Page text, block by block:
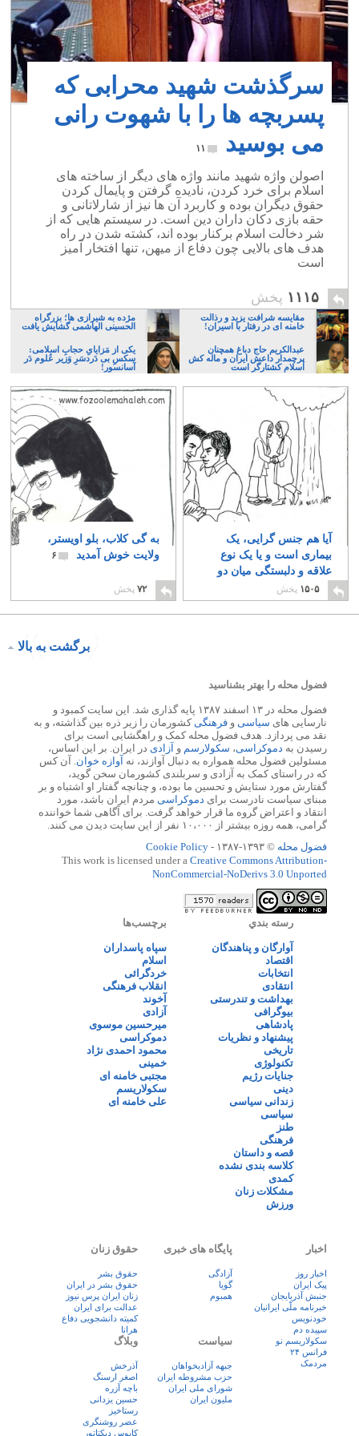
سرگذشت شهید محرابی که
پسربچه ها را با شهوت رانی
می بوسید
۱۱
اصولن واژه شهید مانند واژه های دیگر از ساخته های
اسلام برای خرد کردن، نادیده گرفتن و پایمال کردن
حقوق دیگران بوده و کاربرد آن ها نیز از شارلاتانی و
حقه بازی دکان داران دین است. در سیستم هایی که از
شر دخالت اسلام برکنار بوده اند، کشته شدن در راه
هدف های بالایی چون دفاع از میهن، تنها افتخار آمیز
است
۱۱۱۵ پخش
مقایسه شرافت یزید و رذالت
خامنه ای در رفتار با اسیران!
مژده به شیرازی ها؛ بزرگراه
الحسینی الهاشمی گشایش یافت
عبدالکریم حاج دباغ همچنان
پرچمدار داعش ایران و ماله کش
اسلام کشتارگر است
یکی از مَزایایِ حجابِ اسلامی:
سکسِ بی دَردسَرِ وَزیر عُلوم دَر
آسانسور!
آیا هم جنس گرایی، یک
بیماری است و یا یک نوع
علاقه و دلبستگی میان دو
انسان؟
۱۵۰۵ پخش
به گی کلاب، بلو اویستر،
ولایت خوش آمدید
۶
۷۲ پخش
برگشت به بالا
فضول محله را بهتر بشناسید
فضول محله در ۱۳ اسفند ۱۳۸۷ پایه گذاری شد. این سایت کمبود و
نارسایی های سیاسی و فرهنگی کشورمان را زیر ذره بین گذاشته، و به
نقد می پردازد. هدف فضول محله کمک و راهگشایی است برای
رسیدن به دموکراسی، سکولارسم و آزادی در ایران. بر این اساس،
مسئولین فضول محله همواره به دنبال آوازند، نه آوازه خوان . آن کس
که در راستای کمک به آزادی و سربلندی کشورمان سخن گوید،
گفتارش مورد ستایش و تحسین ما بوده، و چنانچه گفتار او اشتباه و بر
مبنای سیاست نادرست برای دموکراسی مردم ایران باشد، مورد
انتقاد و اعتراض گروه ما قرار خواهد گرفت. برای آگاهی شما خواننده
گرامی، همه روزه بیشتر از ۱۰،۰۰۰ نفر از این سایت دیدن می کنند.
فضول محله © ۱۳۹۳-۱۳۸۷ -
Cookie Policy
This work is licensed under a Creative Commons Attribution-
NonCommercial-NoDerivs 3.0 Unported
رسته بندي
آوارگان و پناهندگان
اقتصاد
انتخابات
انتقادی
بهداشت و تندرستی
بیوگرافی
پادشاهی
پیشنهاد و نظریات
تاریخی
تکنولوژی
جنایات رژیم
دینی
زندانی سیاسی
سیاسی
طنز
فرهنگی
قصه و داستان
کلاسه بندی نشده
کمدی
مشکلات زنان
ورزش
برچسب‌ها
سپاه پاسداران
اسلام
خردگرائی
انقلاب فرهنگی
آخوند
آزادی
میرحسین موسوی
دموکراسی
محمود احمدی نژاد
خمینی
مجتبی خامنه ای
سکولاریسم
علی خامنه ای
اخبار
اخبار روز
پيک ايران
جنبش آذربایجان
خبرنامه ملّی ایرانیان
خودنویس
سپیده دم
سکولاریسم نو
فرانس ۲۴
مردمک
پایگاه های خبری
آزادگی
گویا
همبوم
حقوق زنان
حقوق بشر
حقوق بشر در ایران
زنان ايران پرس نيوز
عدالت برای ایران
کمیته دانشجویی دفاع
هرانا
سیاست
جبهه آزادیخواهان
حزب مشروطه ایران
شورای ملی ایران
ملیون ایران
وبلاگ
آذرخش
اصغر ارسنگ
باچه آزره
حسین یزدانی
رستاخیز
عضر روشنگری
کابوس دیکتاتور